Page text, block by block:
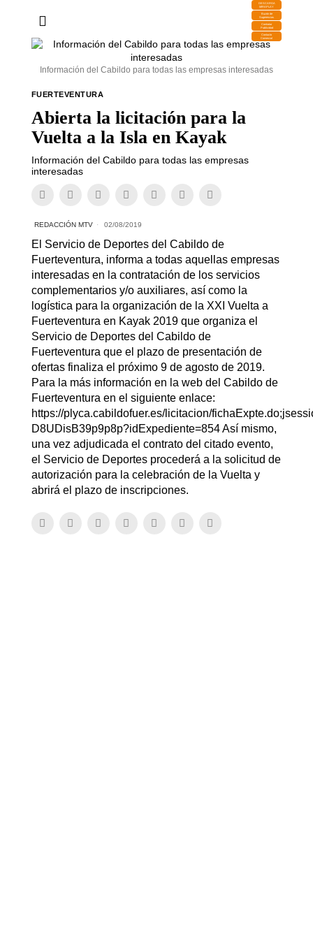
DESCARGA
MIRAPLAY
Buzón de
Sugerencias
Contratar
Publicidad
Contacto
Comercial
Información del Cabildo para todas las empresas interesadas
FUERTEVENTURA
Abierta la licitación para la
Vuelta a la Isla en Kayak
Información del Cabildo para todas las empresas
interesadas
REDACCIÓN MTV 02/08/2019
El Servicio de Deportes del Cabildo de
Fuerteventura, informa a todas aquellas empresas
interesadas en la contratación de los servicios
complementarios y/o auxiliares, así como la
logística para la organización de la XXI Vuelta a
Fuerteventura en Kayak 2019 que organiza el
Servicio de Deportes del Cabildo de
Fuerteventura que el plazo de presentación de
ofertas finaliza el próximo 9 de agosto de 2019.
Para la más información en la web del Cabildo de
Fuerteventura en el siguiente enlace:
https://plyca.cabildofuer.es/licitacion/
D8UDisB39p9p8p?idExpediente=854 Así mismo,
una vez adjudicada el contrato del citado evento,
el Servicio de Deportes procederá a la solicitud de
autorización para la celebración de la Vuelta y
abrirá el plazo de inscripciones.